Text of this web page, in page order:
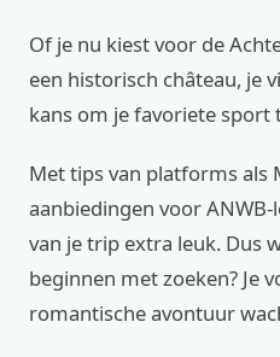
Of je nu kiest voor de
een historisch château, je
kans om je favoriete sport
Met tips van platforms als
aanbiedingen voor
van je trip extra leuk. Dus
beginnen met zoeken? Je
romantische avontuur